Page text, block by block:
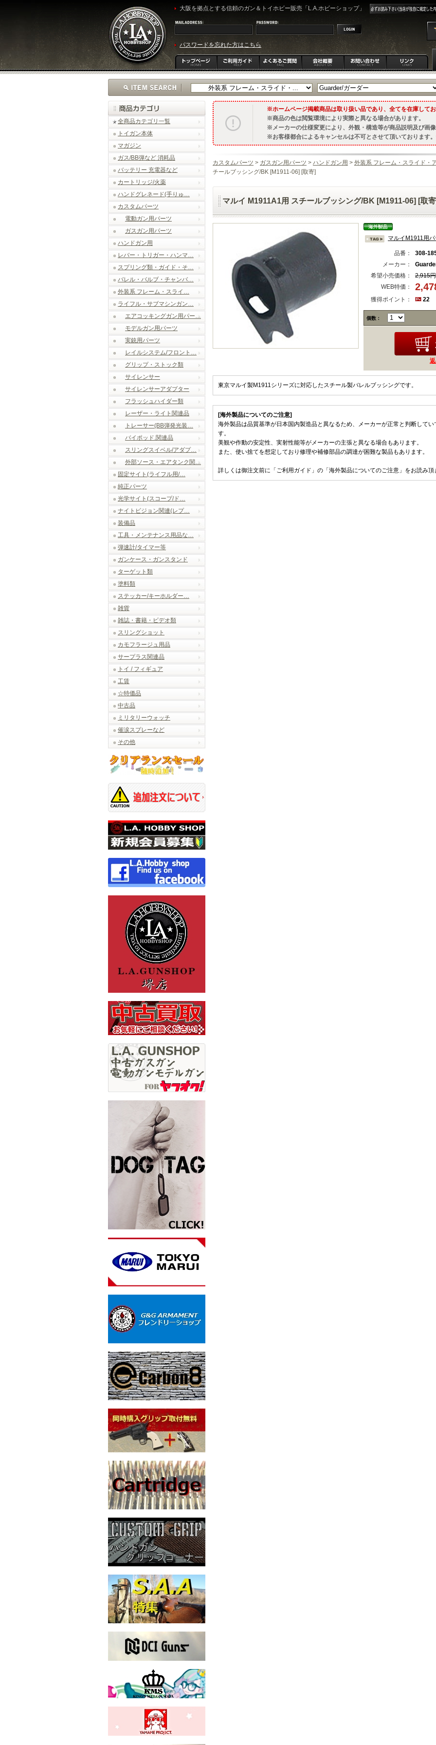
大阪を拠点とする信頼のガン＆トイホビー販売「L.A.ホビーショップ」
パスワードを忘れた方はこちら
全商品カテゴリ一覧
トイガン本体
マガジン
ガス/BB弾など 消耗品
バッテリー 充電器など
カートリッジ/火薬
ハンドグレネード(手りゅ…
カスタムパーツ
電動ガン用パーツ
ガスガン用パーツ
ハンドガン用
レバー・トリガー・ハンマ…
スプリング類・ガイド・そ…
バレル・バルブ・チャンバ…
外装系 フレーム・スライ…
ライフル・サブマシンガン…
エアコッキングガン用パー…
モデルガン用パーツ
実銃用パーツ
レイルシステム/フロント…
グリップ・ストック類
サイレンサー
サイレンサーアダプター
フラッシュハイダー類
レーザー・ライト関連品
トレーサー(BB弾発光装…
バイポッド.関連品
スリングスイベル/アダプ…
外部ソース・エアタンク関…
固定サイト(ライフル用/…
純正パーツ
光学サイト(スコープ/ド…
ナイトビジョン関連(レプ…
装備品
工具・メンテナンス用品な…
弾速計/タイマー等
ガンケース・ガンスタンド
ターゲット類
塗料類
ステッカー/キーホルダー…
雑貨
雑誌・書籍・ビデオ類
スリングショット
カモフラージュ用品
サープラス関連品
トイ / フィギュア
工賃
☆特価品
中古品
ミリタリーウォッチ
催涙スプレーなど
その他
ホームページ掲載商品は取り扱い品であり、全てを在庫してお
商品の色は閲覧環境により実際と異なる場合があります。
メーカーの仕様変更により、外観・構造等が商品説明及び画
お客様都合によるキャンセルは不可とさせて頂いております。
カスタムパーツ > ガスガン用パーツ > ハンドガン用 > 外装系 フレーム・スライド・
チールブッシング/BK [M1911-06] [取寄]
マルイ M1911A1用 スチールブッシング/BK [M1911-06] [取
マルイM1911用パ
品番：
308-
メーカー：
希望小売価格：
2,915円
WEB特価：
獲得ポイント：
22
個数：
東京マルイ製M1911シリーズに対応したスチール製バレルブッシングです。
[海外製品についてのご注意]
海外製品は品質基準が日本国内製造品と異なるため、メーカーが正常と判断して
す。
美観や作動の安定性、実射性能等がメーカーの主張と異なる場合もあります。
また、使い捨てを想定しており修理や補修部品の調達が困難な製品もあります。
詳しくは御注文前に「ご利用ガイド」の「海外製品についてのご注意」をお読み頂